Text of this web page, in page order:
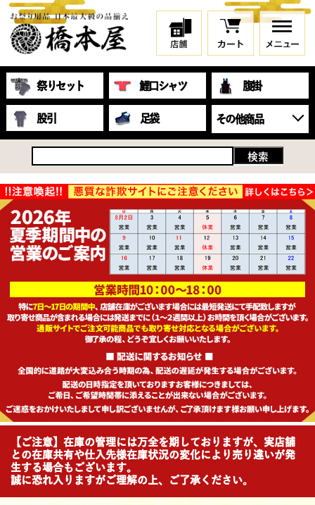
祭りセット 鯉口シャツ 腹掛
股引 足袋 その他商品
【ご注意】在庫の管理には万全を期しておりますが、実店舗
との在庫共有や仕入先様在庫状況の変化により売り違いが発
生する場合もございます。
誠に恐れ入りますがご理解の上、ご了承ください。